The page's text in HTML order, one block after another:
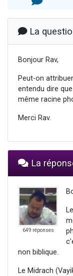
La
Bonjour Rav,
Peut-on
entendu dire
même racine
Merci Rav.
La
649 réponses
non biblique.
Le Midrach